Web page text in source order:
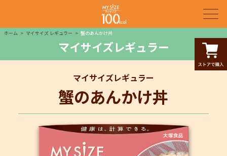
ホーム マイサイズ レギュラー 蟹のあんかけ丼
マイサイズレギュラー
マイサイズレギュラー
蟹のあんかけ丼